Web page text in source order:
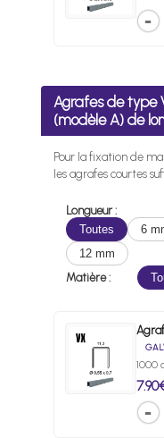
Agrafes de type
(modèle A) de
Pour la fixation de
les agrafes courtes
Longueur :
Toutes
6
12 mm
Matière :
1000